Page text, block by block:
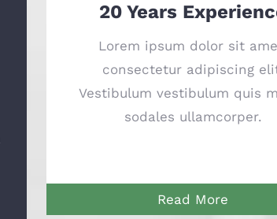
20 Years
Lorem ipsum dolor sit
consectetur adipiscing
Vestibulum vestibulum quis
sodales ullamcorper.
Read More